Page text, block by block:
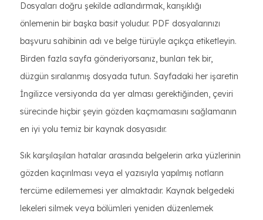
Dosyaları doğru şekilde adlandırmak, karışıklığı
önlemenin bir başka basit yoludur. PDF dosyalarınızı
başvuru sahibinin adı ve belge türüyle açıkça etiketleyin.
Birden fazla sayfa gönderiyorsanız, bunları tek bir,
düzgün sıralanmış dosyada tutun. Sayfadaki her işaretin
İngilizce versiyonda da yer alması gerektiğinden, çeviri
sürecinde hiçbir şeyin gözden kaçmamasını sağlamanın
en iyi yolu temiz bir kaynak dosyasıdır.
Sık karşılaşılan hatalar arasında belgelerin arka yüzlerinin
gözden kaçırılması veya el yazısıyla yapılmış notların
tercüme edilememesi yer almaktadır. Kaynak belgedeki
lekeleri silmek veya bölümleri yeniden düzenlemek